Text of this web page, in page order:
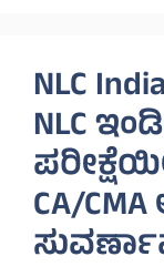
NLC
NLC
CA/